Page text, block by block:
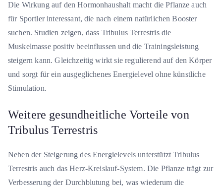
Die Wirkung auf den Hormonhaushalt macht die Pflanze auch
für Sportler interessant, die nach einem natürlichen Booster
suchen. Studien zeigen, dass Tribulus Terrestris die
Muskelmasse positiv beeinflussen und die Trainingsleistung
steigern kann. Gleichzeitig wirkt sie regulierend auf den Körper
und sorgt für ein ausgeglichenes Energielevel ohne künstliche
Stimulation.
Weitere gesundheitliche Vorteile von
Tribulus Terrestris
Neben der Steigerung des Energielevels unterstützt Tribulus
Terrestris auch das Herz-Kreislauf-System. Die Pflanze trägt zur
Verbesserung der Durchblutung bei, was wiederum die